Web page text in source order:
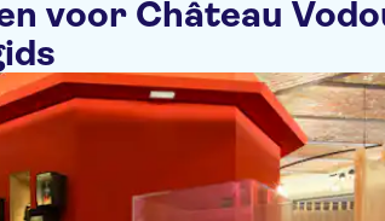
voor Château